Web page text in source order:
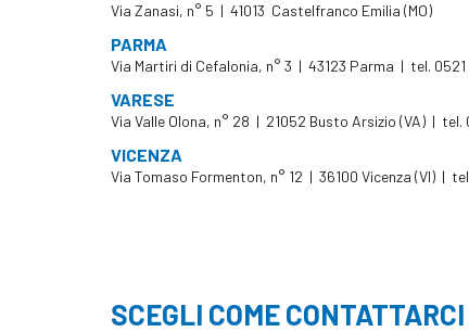
Via Zanasi, n° 5 | 41013 Castelfranco Emilia (MO)
PARMA
Via Martiri di Cefalonia, n° 3 | 43123 Parma | tel.
VARESE
Via Valle Olona, n° 28 | 21052 Busto Arsizio (VA) | tel.
VICENZA
Via Tomaso Formenton, n° 12 | 36100 Vicenza (VI) |
SCEGLI COME CONTATTARCI